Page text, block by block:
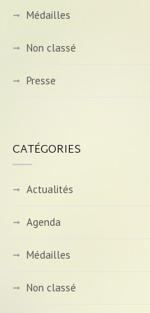
Médailles
Non classé
Presse
CATÉGORIES
Actualités
Agenda
Médailles
Non classé